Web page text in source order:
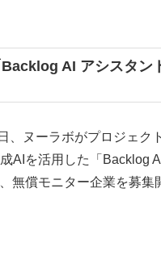
AI アシスタン
、ヌーラボがプロジェク
AIを活用した「Backlog
無償モニター企業を募集